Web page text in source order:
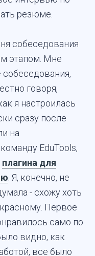
резюме.
собеседования
этапом. Мне
говоря,
я настроилась
сразу после
на
EduTools,
плагина для
. Я, конечно, не
- схожу хоть
Первое
само по
видно, как
все было